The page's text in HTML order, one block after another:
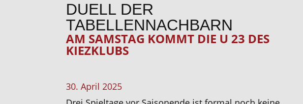
DUELL DER
TABELLENNACHBARN
AM SAMSTAG KOMMT DIE U 23 DES
KIEZKLUBS
30. April 2025